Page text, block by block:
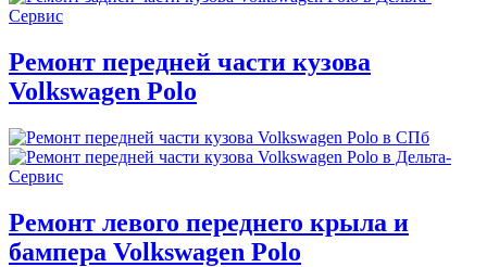
Ремонт передней части кузова
Volkswagen Polo
Ремонт левого переднего крыла и
бампера Volkswagen Polo